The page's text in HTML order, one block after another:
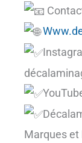
Marques et